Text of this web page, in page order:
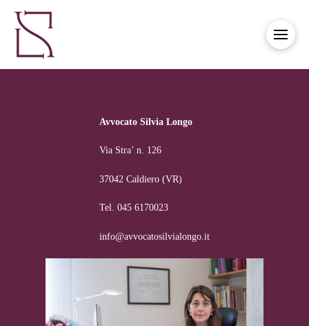
Avvocato Silvia Longo
Via Stra’ n. 126
37042 Caldiero (VR)
Tel. 045 6170023
info@avvocatosilvialongo.it